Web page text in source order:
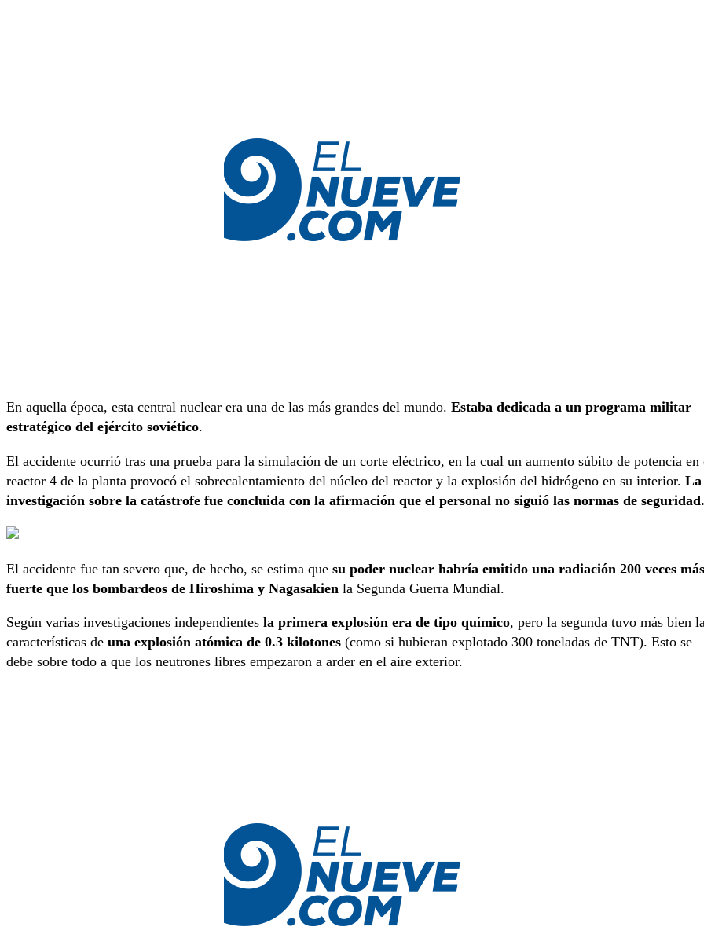
En aquella época, esta central nuclear era una de las más grandes del mundo. Estaba dedicada a un programa militar
estratégico del ejército soviético.
El accidente ocurrió tras una prueba para la simulación de un corte eléctrico, en la cual un aumento súbito de potencia en
reactor 4 de la planta provocó el sobrecalentamiento del núcleo del reactor y la explosión del hidrógeno en su interior. La
investigación sobre la catástrofe fue concluida con la afirmación que el personal no siguió las normas de seguridad.
El accidente fue tan severo que, de hecho, se estima que su poder nuclear habría emitido una radiación 200 veces más
fuerte que los bombardeos de Hiroshima y Nagasakien la Segunda Guerra Mundial.
Según varias investigaciones independientes la primera explosión era de tipo químico, pero la segunda tuvo más bien
características de una explosión atómica de 0.3 kilotones (como si hubieran explotado 300 toneladas de TNT). Esto se
debe sobre todo a que los neutrones libres empezaron a arder en el aire exterior.